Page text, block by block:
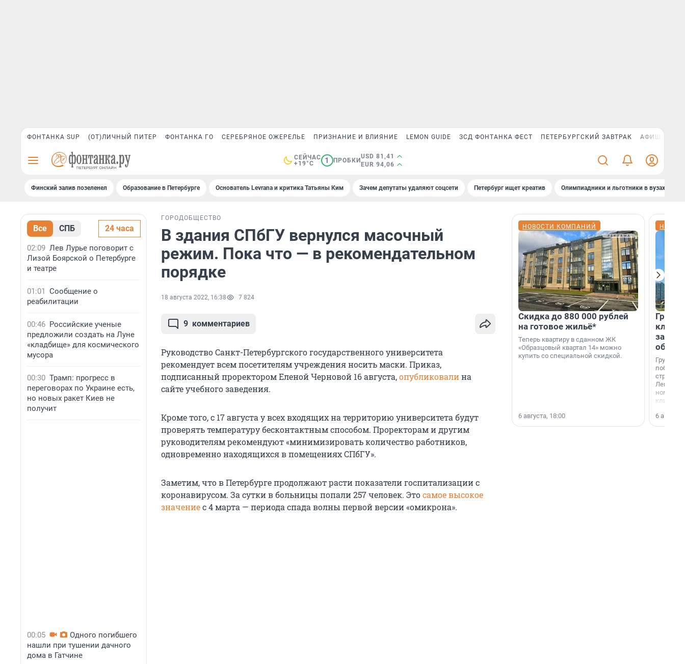
ФОНТАНКА SUP (ОТ)ЛИЧНЫЙ ПИТЕР ФОНТАНКА ГО СЕРЕБРЯНОЕ ОЖЕРЕЛЬЕ ПРИЗНАНИЕ И ВЛИЯНИЕ LEMON GUIDE ЗСД ФОНТАНКА ФЕСТ ПЕТЕРБУРГСКИЙ ЗАВТРАК АФИША PLUS
СЕЙЧАС
+19°C
1 ПРОБКИ
USD 81,41
EUR 94,06
Финский залив позеленел Образование в Петербурге Основатель Levrana и критика Татьяны Ким Зачем депутаты удаляют соцсети Петербург ищет креатив Олимпиадники и льготники в вузах СПб
Все СПБ 24 часа
02:09 Лев Лурье поговорит с
Лизой Боярской о Петербурге
и театре
01:01 Сообщение о
реабилитации
00:46 Российские ученые
предложили создать на Луне
«кладбище» для космического
мусора
00:30 Трамп: прогресс в
переговорах по Украине есть,
но новых ракет Киев не
получит
00:05
Одного погибшего
нашли при тушении дачного
дома в Гатчине
ГОРОДОБЩЕСТВО
В здания СПбГУ вернулся масочный
режим. Пока что — в рекомендательном
порядке
18 августа 2022, 16:38 7 824
9 комментариев
Руководство Санкт-Петербургского государственного университета
рекомендует всем посетителям учреждения носить маски. Приказ,
подписанный проректором Еленой Черновой 16 августа,опубликовалина
сайте учебного заведения.
Кроме того, с 17 августа у всех входящих на территорию университета будут
проверять температуру бесконтактным способом. Проректорам и другим
руководителям рекомендуют «минимизировать количество работников,
одновременно находящихся в помещениях СПбГУ».
Заметим, что в Петербурге продолжают расти показатели госпитализации с
коронавирусом. За сутки в больницы попали 257 человек. Этосамое высокое
значениес 4 марта — периода спада волны первой версии «омикрона».
НОВОСТИ КОМПАНИЙ
Скидка до 880 000 рублей
на готовое жильё*
Теперь квартиру в сданном ЖК
«Образцовый квартал 14» можно
купить со специальной скидкой.
6 августа, 18:00
Группа
области».
6